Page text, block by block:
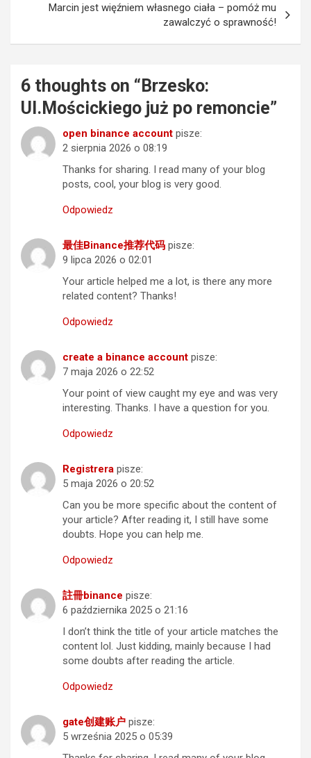
Marcin jest więźniem własnego ciała – pomóż mu
zawalczyć o sprawność!
6 thoughts on “Brzesko:
Ul.Mościckiego już po remoncie”
open binance account pisze:
2 sierpnia 2026 o 08:19
Thanks for sharing. I read many of your blog
posts, cool, your blog is very good.
Odpowiedz
最佳Binance推荐代码 pisze:
9 lipca 2026 o 02:01
Your article helped me a lot, is there any more
related content? Thanks!
Odpowiedz
create a binance account pisze:
7 maja 2026 o 22:52
Your point of view caught my eye and was very
interesting. Thanks. I have a question for you.
Odpowiedz
Registrera pisze:
5 maja 2026 o 20:52
Can you be more specific about the content of
your article? After reading it, I still have some
doubts. Hope you can help me.
Odpowiedz
註冊binance pisze:
6 października 2025 o 21:16
I don’t think the title of your article matches the
content lol. Just kidding, mainly because I had
some doubts after reading the article.
Odpowiedz
gate创建账户 pisze:
5 września 2025 o 05:39